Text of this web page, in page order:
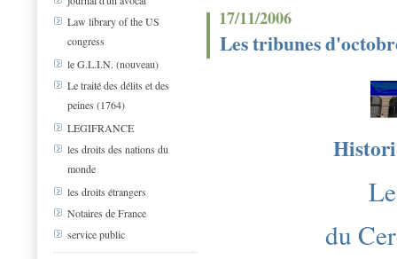
Law library of the US
congress
le G.L.I.N. (nouveau)
Le traité des délits et des
peines (1764)
LEGIFRANCE
les droits des nations du
monde
les droits étrangers
Notaires de France
service public
17/11/2006
Les tribunes
du